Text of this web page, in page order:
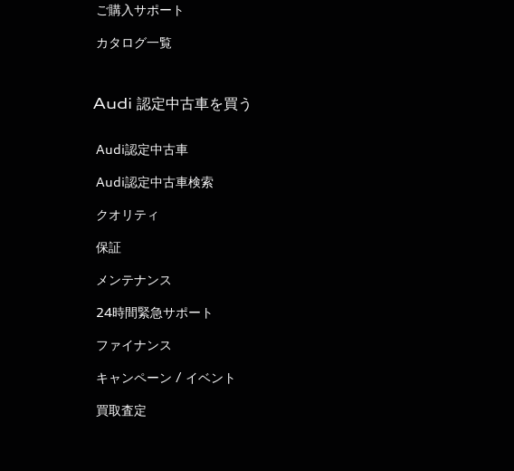
ご購入サポート
カタログ一覧
Audi 認定中古車を買う
Audi認定中古車
Audi認定中古車検索
クオリティ
保証
メンテナンス
24時間緊急サポート
ファイナンス
キャンペーン / イベント
買取査定